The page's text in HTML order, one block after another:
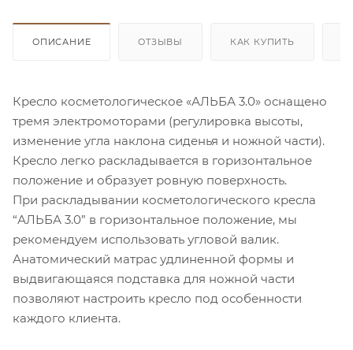
ОПИСАНИЕ ОТЗЫВЫ КАК КУПИТЬ
Кресло косметологическое «АЛЬБА 3.0» оснащено
тремя электромоторами (регулировка высоты,
изменение угла наклона сиденья и ножной части).
Кресло легко раскладывается в горизонтальное
положение и образует ровную поверхность.
При раскладывании косметологического кресла
“АЛЬБА 3.0” в горизонтальное положение, мы
рекомендуем использовать угловой валик.
Анатомический матрас удлиненной формы и
выдвигающаяся подставка для ножной части
позволяют настроить кресло под особенности
каждого клиента.